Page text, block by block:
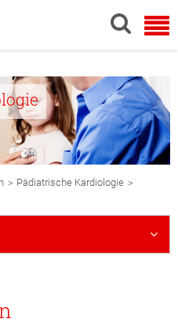
> Pädiatrische Kardiologie >